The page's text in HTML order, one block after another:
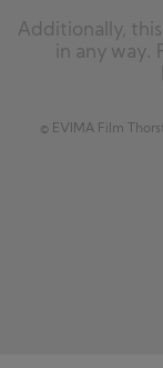
Additionally,
in any way.
© EVIMA Film